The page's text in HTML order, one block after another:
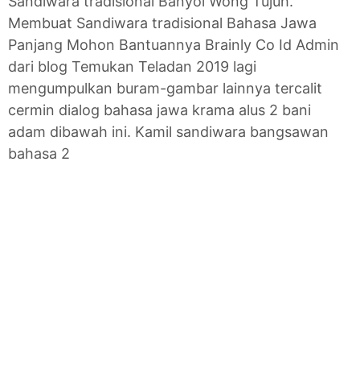
Membuat Sandiwara tradisional Bahasa Jawa
Panjang Mohon Bantuannya Brainly Co Id Admin
dari blog Temukan Teladan 2019 lagi
mengumpulkan buram-gambar lainnya tercalit
cermin dialog bahasa jawa krama alus 2 bani
adam dibawah ini. Kamil sandiwara bangsawan
bahasa 2